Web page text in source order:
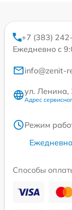
+7 (383)
Ежедневно с
info@zenit-
ул. Ленина,
Адрес
Режим
Способы